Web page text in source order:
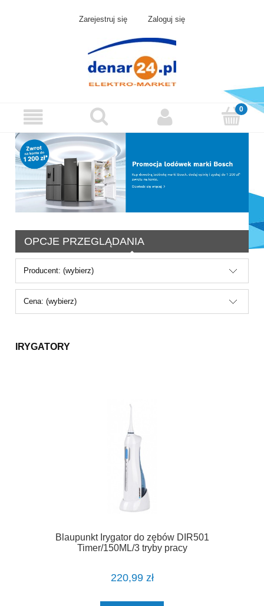
Zarejestruj się Zaloguj się
OPCJE PRZEGLĄDANIA
Producent: (wybierz)
Cena: (wybierz)
IRYGATORY
Blaupunkt Irygator do zębów DIR501
Timer/150ML/3 tryby pracy
220,99 zł